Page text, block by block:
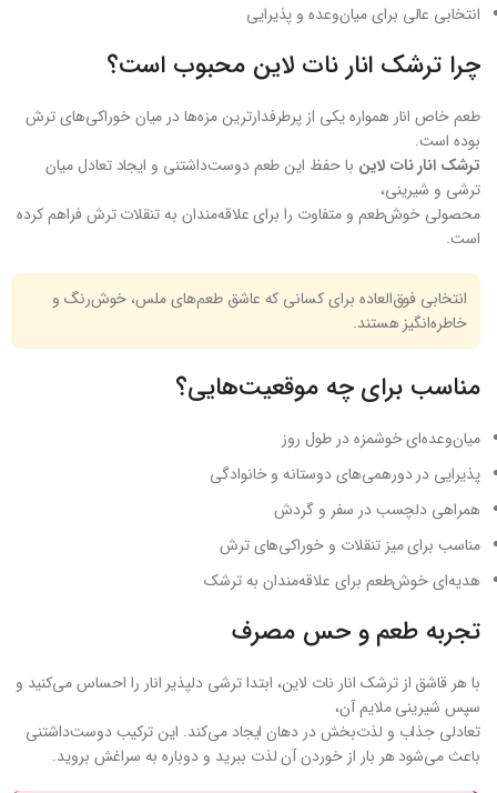
انتخابی عالی برای میان‌وعده و پذیرایی
چرا ترشک انار نات لاین محبوب است؟
طعم خاص انار همواره یکی از پرطرفدارترین مزه‌ها در میان خوراکی‌های ترش
بوده است.
ترشک انار نات لاین با حفظ این طعم دوست‌داشتنی و ایجاد تعادل میان
ترشی و شیرینی،
محصولی خوش‌طعم و متفاوت را برای علاقه‌مندان به تنقلات ترش فراهم کرده
است.
انتخابی فوق‌العاده برای کسانی که عاشق طعم‌های ملس، خوش‌رنگ و
خاطره‌انگیز هستند.
مناسب برای چه موقعیت‌هایی؟
میان‌وعده‌ای خوشمزه در طول روز
پذیرایی در دورهمی‌های دوستانه و خانوادگی
همراهی دلچسب در سفر و گردش
مناسب برای میز تنقلات و خوراکی‌های ترش
هدیه‌ای خوش‌طعم برای علاقه‌مندان به ترشک
تجربه طعم و حس مصرف
با هر قاشق از ترشک انار نات لاین، ابتدا ترشی دلپذیر انار را احساس می‌کنید و
سپس شیرینی ملایم آن،
تعادلی جذاب و لذت‌بخش در دهان ایجاد می‌کند. این ترکیب دوست‌داشتنی
باعث می‌شود هر بار از خوردن آن لذت ببرید و دوباره به سراغش بروید.